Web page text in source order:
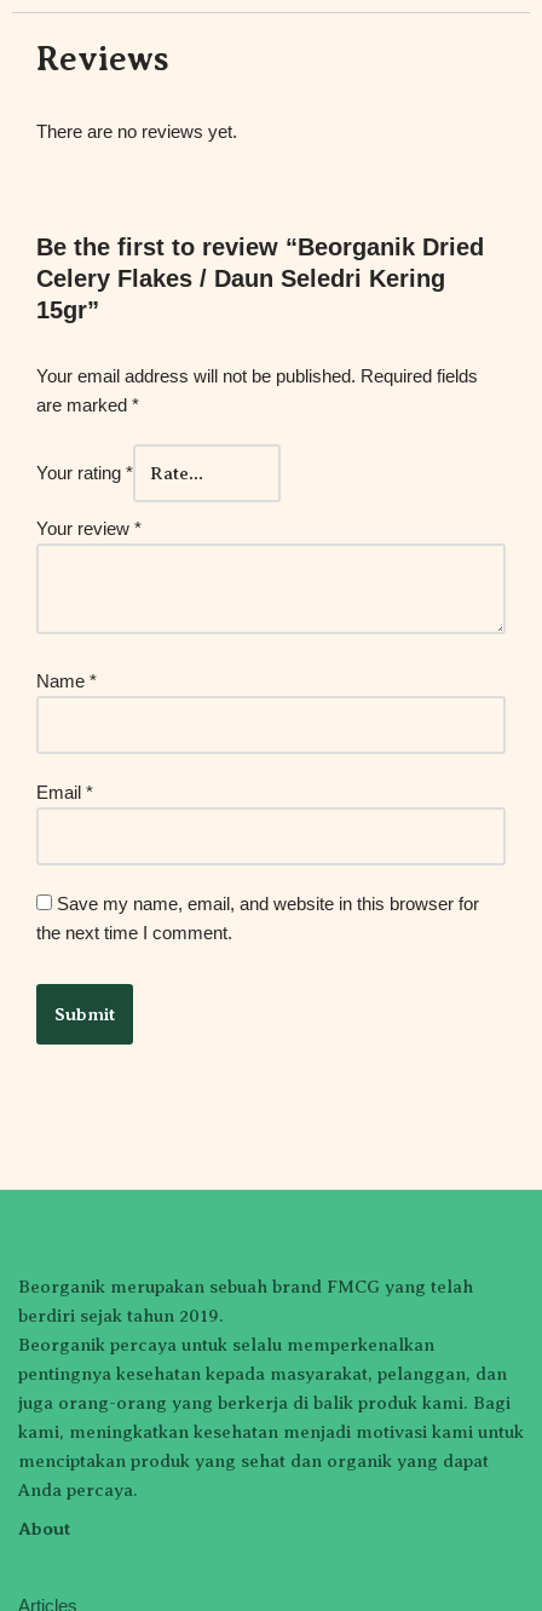
Reviews
There are no reviews yet.
Be the first to review “Beorganik Dried
Celery Flakes / Daun Seledri Kering
15gr”
Your email address will not be published. Required fields
are marked *
Your rating *
Your review *
Name *
Email *
Save my name, email, and website in this browser for
the next time I comment.
Beorganik merupakan sebuah brand FMCG yang telah
berdiri sejak tahun 2019.
Beorganik percaya untuk selalu memperkenalkan
pentingnya kesehatan kepada masyarakat, pelanggan, dan
juga orang-orang yang berkerja di balik produk kami. Bagi
kami, meningkatkan kesehatan menjadi motivasi kami untuk
menciptakan produk yang sehat dan organik yang dapat
Anda percaya.
About
Articles